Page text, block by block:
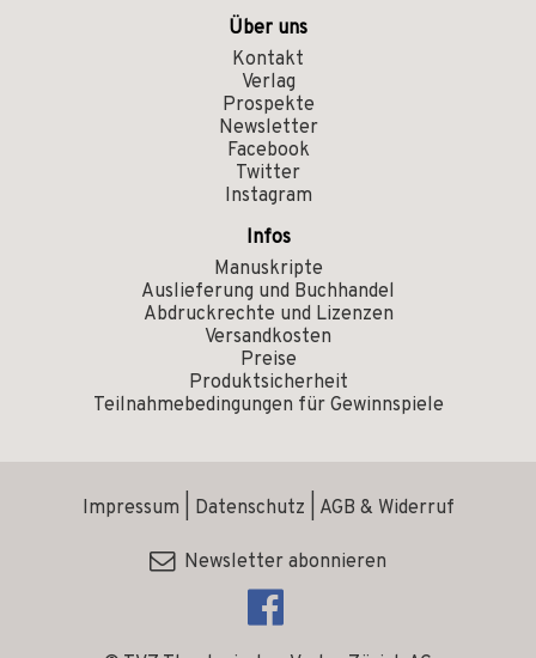
Über uns
Kontakt
Verlag
Prospekte
Newsletter
Facebook
Twitter
Instagram
Infos
Manuskripte
Auslieferung und Buchhandel
Abdruckrechte und Lizenzen
Versandkosten
Preise
Produktsicherheit
Teilnahmebedingungen für Gewinnspiele
Impressum Datenschutz AGB & Widerruf
Newsletter abonnieren